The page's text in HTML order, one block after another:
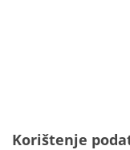
Korištenje